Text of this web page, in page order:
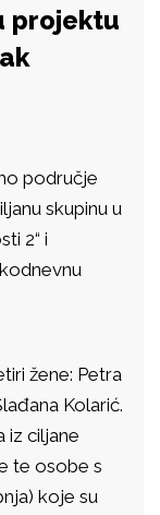
projektu
područje
skupinu u
2“ i
žene: Petra
Kolarić.
iz ciljane
te osobe s
koje su